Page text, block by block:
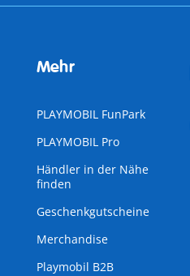
Mehr
PLAYMOBIL FunPark
PLAYMOBIL Pro
Händler in der Nähe
finden
Geschenkgutscheine
Merchandise
Playmobil B2B